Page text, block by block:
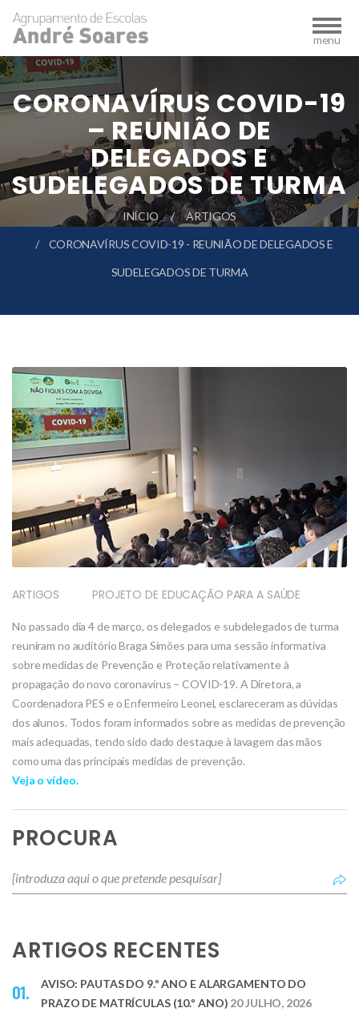
CORONAVÍRUS COVID-19
– REUNIÃO DE
DELEGADOS E
SUDELEGADOS DE TURMA
INÍCIO ARTIGOS
CORONAVÍRUS COVID-19 - REUNIÃO DE DELEGADOS E
SUDELEGADOS DE TURMA
ARTIGOS PROJETO DE EDUCAÇÃO PARA A SAÚDE
No passado dia 4 de março, os delegados e subdelegados de turma
reuniram no auditório Braga Simões para uma sessão informativa
sobre medidas de Prevenção e Proteção relativamente à
propagação do novo coronavírus – COVID-19. A Diretora, a
Coordenadora PES e o Enfermeiro Leonel, esclareceram as dúvidas
dos alunos. Todos foram informados sobre as medidas de prevenção
mais adequadas, tendo sido dado destaque à lavagem das mãos
como uma das principais medidas de prevenção.
Veja o vídeo.
PROCURA
ARTIGOS RECENTES
AVISO: PAUTAS DO 9.º ANO E ALARGAMENTO DO
PRAZO DE MATRÍCULAS (10.º ANO) 20 JULHO, 2026